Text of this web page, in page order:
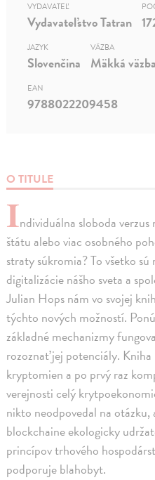
O TITULE
Individuálna sloboda
štátu alebo viac osobného
straty súkromia? To všetko
digitalizácie nášho sveta a
Julian Hops nám vo svojej
týchto nových možností.
základné mechanizmy
rozoznať jej potenciály.
kryptomien a po prvý raz
verejnosti celý
nikto neodpovedal na otázku,
blockchaine ekologicky
princípov trhového
podporuje blahobyt.
VYDAVATEĽ
Vydavateľstvo Tatran
JAZYK
Slovenčina
VÄZBA
Mäkká
EAN
9788022209458